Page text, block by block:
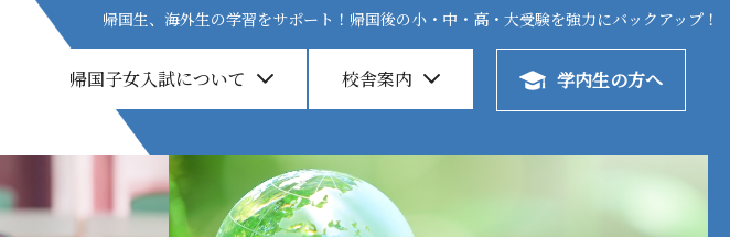
帰国生、海外生の学習をサポート！帰国後の小・中・高・大受験を強力にバックアップ！
帰国子女入試について 校舎案内 学内生の方へ
帰国生、海外生の学習をサポート！帰国後の小・中・高・大受験を強力にバックアップ！
帰国子女入試について 校舎案内 学内生の方へ